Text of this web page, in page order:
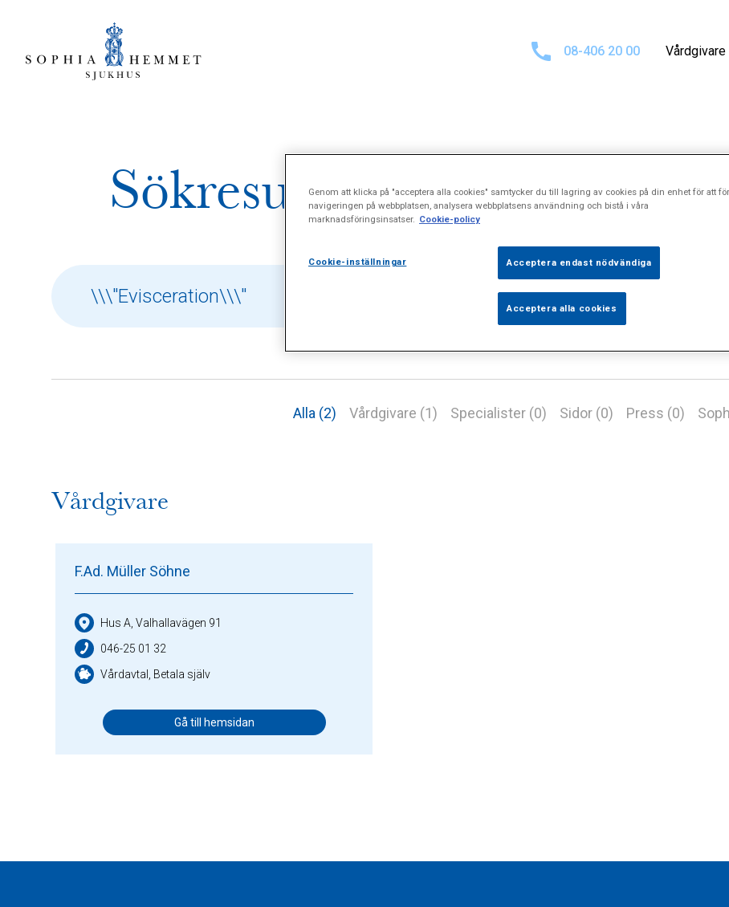
08-406 20 00 Vårdgivare
Sökresultat för
Alla (2) Vårdgivare (1) Specialister (0) Sidor (0) Press (0)
Vårdgivare
F.Ad. Müller Söhne
Hus A, Valhallavägen 91
046-25 01 32
Vårdavtal, Betala själv
Gå till hemsidan
Genom att klicka på "acceptera alla cookies" samtycker du till lagring av cookies på din enhet för att
navigeringen på webbplatsen, analysera webbplatsens användning och bistå i våra
marknadsföringsinsatser. Cookie-policy
Cookie-inställningar Acceptera endast nödvändiga
Acceptera alla cookies